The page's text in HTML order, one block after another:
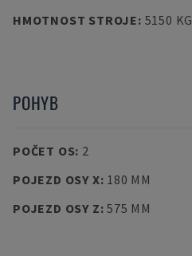
HMOTNOST STROJE: 5150 KG
POHYB
POČET OS: 2
POJEZD OSY X: 180 MM
POJEZD OSY Z:575 MM